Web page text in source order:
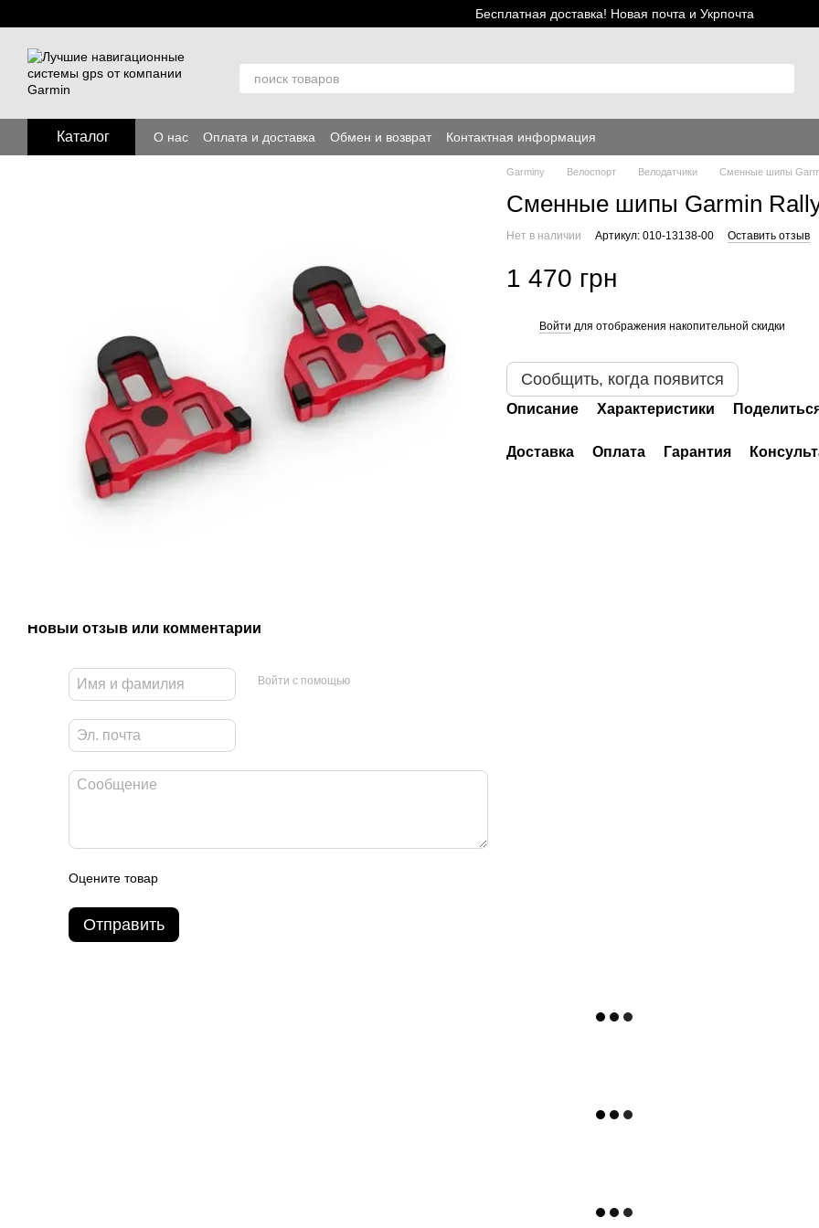
Бесплатная доставка! Новая почта и Укрпочта
Каталог О нас Оплата и доставка Обмен и возврат Контактная информация
Новый отзыв или комментарий
Войти с помощью
Оцените товар
Отправить
Garminy Велоспорт Велодатчики Сменные шипы
Сменные шипы Garmin
Нет в наличии Артикул: 010-13138-00 Оставить отзыв
1 470 грн
Войти для отображения накопительной скидки
Сообщить, когда появится
Описание Характеристики
Доставка Оплата Гарантия